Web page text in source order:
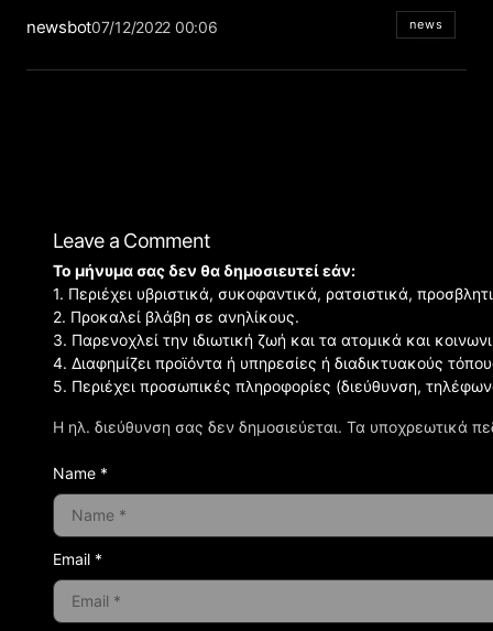
newsbot07/12/2022 00:06 news
Leave a Comment
Η ηλ. διεύθυνση σας δεν δημοσιεύεται. Τα υποχρεωτικά
Το μήνυμα σας δεν θα δημοσιευτεί εάν:
1. Περιέχει υβριστικά, συκοφαντικά, ρατσιστικά,
2. Προκαλεί βλάβη σε ανηλίκους.
3. Παρενοχλεί την ιδιωτική ζωή και τα ατομικά και
4. Διαφημίζει προϊόντα ή υπηρεσίες ή διαδικτυακούς
5. Περιέχει προσωπικές πληροφορίες (διεύθυνση,
Name *
Email *